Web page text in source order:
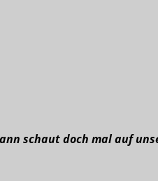
schaut doch mal auf